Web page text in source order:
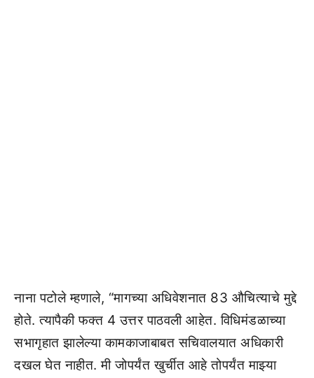
नाना पटोले म्हणाले, “मागच्या अधिवेशनात 83 औचित्याचे मुद्दे
होते. त्यापैकी फक्त 4 उत्तर पाठवली आहेत. विधिमंडळाच्या
सभागृहात झालेल्या कामकाजाबाबत सचिवालयात अधिकारी
दखल घेत नाहीत. मी जोपर्यंत खुर्चीत आहे तोपर्यंत माझ्या